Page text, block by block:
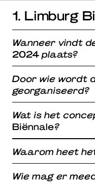
1. Limburg
Wanneer vindt
2024 plaats?
Door wie wordt
georganiseerd?
Wat is het
Biënnale?
Waarom heet
Wie mag er